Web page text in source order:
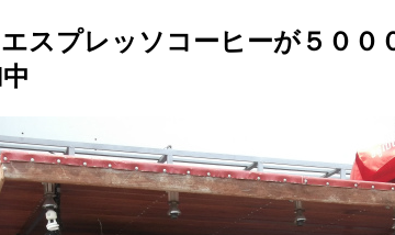
エスプレッソコーヒーが５０